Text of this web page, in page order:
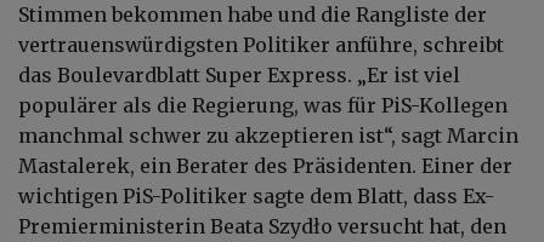
Stimmen bekommen habe und die Rangliste der
vertrauenswürdigsten Politiker anführe, schreibt
das Boulevardblatt Super Express. „Er ist viel
populärer als die Regierung, was für PiS-Kollegen
manchmal schwer zu akzeptieren ist“, sagt Marcin
Mastalerek, ein Berater des Präsidenten. Einer der
wichtigen PiS-Politiker sagte dem Blatt, dass Ex-
Premierministerin Beata Szydło versucht hat, den